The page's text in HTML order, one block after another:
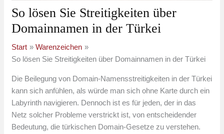
So lösen Sie Streitigkeiten über
Domainnamen in der Türkei
Start
Warenzeichen
So lösen Sie Streitigkeiten über Domainnamen in der Türkei
Die Beilegung von Domain-Namensstreitigkeiten in der Türkei
kann sich anfühlen, als würde man sich ohne Karte durch ein
Labyrinth navigieren. Dennoch ist es für jeden, der in das
Netz solcher Probleme verstrickt ist, von entscheidender
Bedeutung, die türkischen Domain-Gesetze zu verstehen.